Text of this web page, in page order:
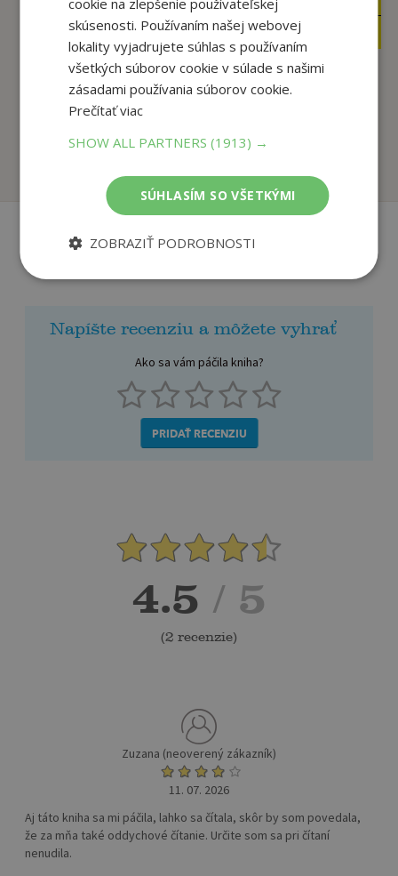
€
18,09€
Pád na dno
Hoover Colleen
9. november
Napíšte recenziu a môžete vyhrať
Ako sa vám páčila kniha?
PRIDAŤ RECENZIU
4.5 / 5
(2 recenzie)
Zuzana (neoverený zákazník)
11. 07. 2026
Aj táto kniha sa mi páčila, lahko sa čítala, skôr by som povedala,
že za mňa také oddychové čítanie. Určite som sa pri čítaní
nenudila.
cookie na zlepšenie používateľskej
skúsenosti. Používaním našej webovej
lokality vyjadrujete súhlas s používaním
všetkých súborov cookie v súlade s našimi
zásadami používania súborov cookie.
Prečítať viac
SHOW ALL PARTNERS(1913) →
SÚHLASÍM SO VŠETKÝMI
ZOBRAZIŤ PODROBNOSTI